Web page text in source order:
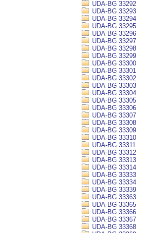
UDA-BG 33292
UDA-BG 33293
UDA-BG 33294
UDA-BG 33295
UDA-BG 33296
UDA-BG 33297
UDA-BG 33298
UDA-BG 33299
UDA-BG 33300
UDA-BG 33301
UDA-BG 33302
UDA-BG 33303
UDA-BG 33304
UDA-BG 33305
UDA-BG 33306
UDA-BG 33307
UDA-BG 33308
UDA-BG 33309
UDA-BG 33310
UDA-BG 33311
UDA-BG 33312
UDA-BG 33313
UDA-BG 33314
UDA-BG 33333
UDA-BG 33334
UDA-BG 33339
UDA-BG 33363
UDA-BG 33365
UDA-BG 33366
UDA-BG 33367
UDA-BG 33368